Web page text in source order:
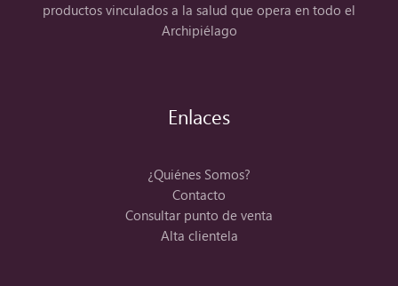
productos vinculados a la salud que opera en todo el
Archipiélago
Enlaces
¿Quiénes Somos?
Contacto
Consultar punto de venta
Alta clientela